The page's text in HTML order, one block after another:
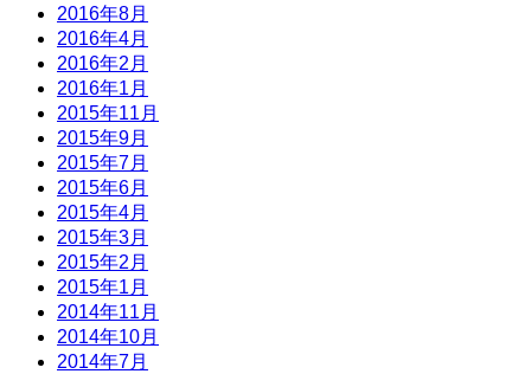
2016年8月
2016年4月
2016年2月
2016年1月
2015年11月
2015年9月
2015年7月
2015年6月
2015年4月
2015年3月
2015年2月
2015年1月
2014年11月
2014年10月
2014年7月